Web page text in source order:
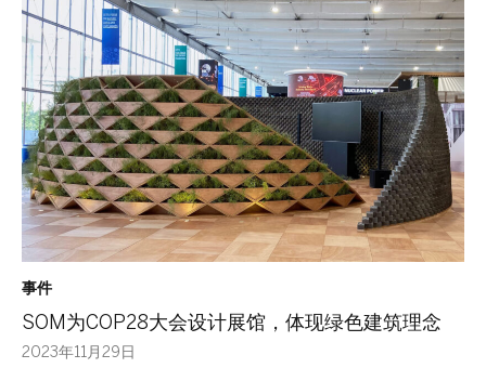
事件
SOM为COP28大会设计展馆，体现绿色建筑理念
2023年11月29日